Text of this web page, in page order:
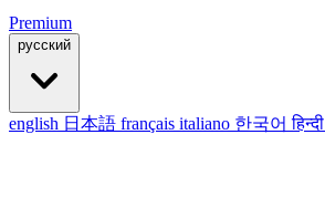
Premium
русский
english 日本語 français italiano 한국어हिन्दी